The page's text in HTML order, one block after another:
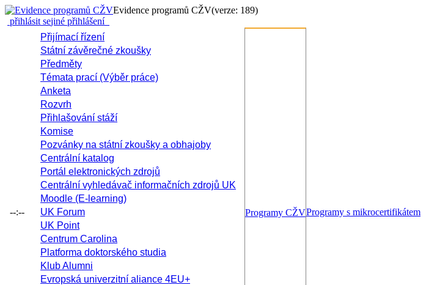
Evidence programů CŽV(verze: 189)
přihlásit sejiné přihlášení
--:--
Přijímací řízení
Státní závěrečné zkoušky
Předměty
Témata prací (Výběr práce)
Anketa
Rozvrh
Přihlašování stáží
Komise
Pozvánky na státní zkoušky a obhajoby
Centrální katalog
Portál elektronických zdrojů
Centrální vyhledávač informačních zdrojů UK
Moodle (E-learning)
UK Forum
UK Point
Centrum Carolina
Platforma doktorského studia
Klub Alumni
Evropská univerzitní aliance 4EU+
Programy CŽVProgramy s mikrocertifikátem